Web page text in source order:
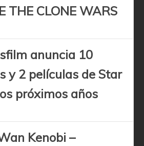
THE CLONE WARS
anuncia 10
y 2 películas de Star
próximos años
Kenobi –